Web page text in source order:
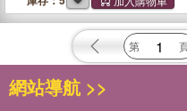
網站導航 >>